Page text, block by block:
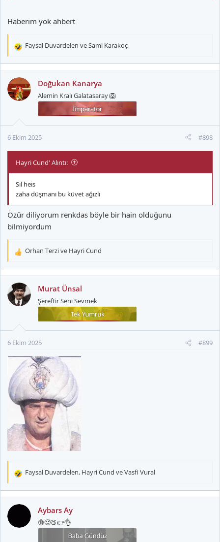
Haberim yok ahbert
T
k
i
l
Faysal Duvardelen veSami Karakoç
Doğukan Kanarya
Alemin Kralı Galatasaray 🦁
6 Ekim 2025 #898
Hayri Cund' Alıntı:
Sil heis
zaha düşmanı bu küvet ağızlı
Özür diliyorum renkdas böyle bir hain olduğunu
bilmiyordum
T
k
i
l
Orhan Terzive Hayri Cund
Murat Ünsal
Şereftir Seni Sevmek
6 Ekim 2025 #899
T
k
l
Faysal Duvardelen, Hayri Cund veVasfi Vural
Aybars Ay
🔞🥵🍑👉👌